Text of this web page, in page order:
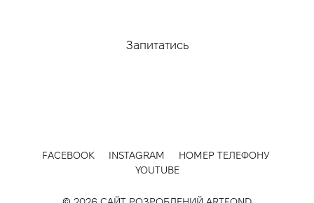
Запитатись
FACEBOOK INSTAGRAM
НОМЕР ТЕЛЕФОНУ
YOUTUBE